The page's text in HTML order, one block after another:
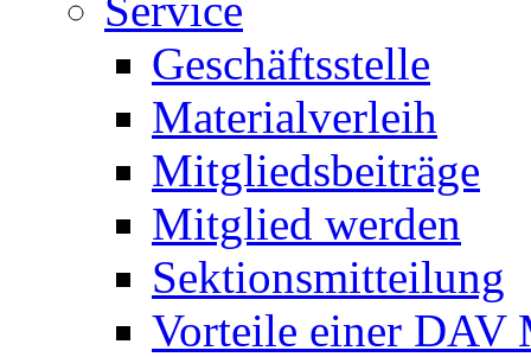
Geschäftsstelle
Materialverleih
Mitgliedsbeiträge
Mitglied werden
Sektionsmitteilung
Vorteile einer DAV